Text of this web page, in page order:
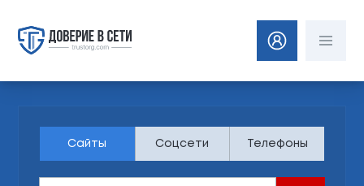
Сайты Соцсети Телефоны